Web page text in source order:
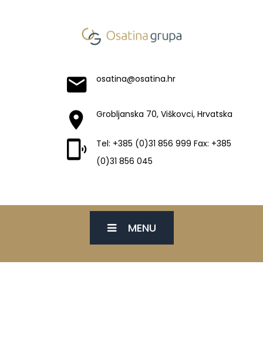
osatina@osatina.hr
Grobljanska 70, Viškovci, Hrvatska
Tel: +385 (0)31 856 999 Fax: +385
(0)31 856 045
MENU